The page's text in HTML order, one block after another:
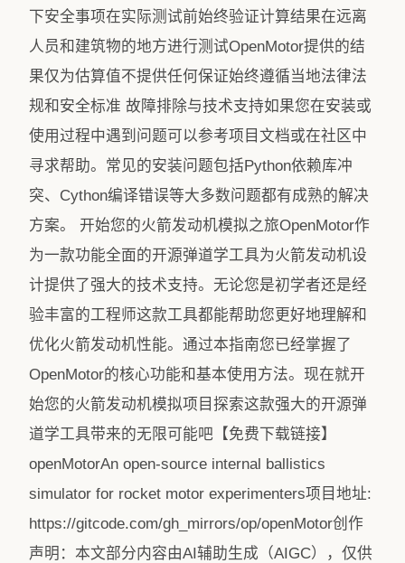
下安全事项在实际测试前始终验证计算结果在远离
人员和建筑物的地方进行测试OpenMotor提供的结
果仅为估算值不提供任何保证始终遵循当地法律法
规和安全标准️ 故障排除与技术支持如果您在安装或
使用过程中遇到问题可以参考项目文档或在社区中
寻求帮助。常见的安装问题包括Python依赖库冲
突、Cython编译错误等大多数问题都有成熟的解决
方案。 开始您的火箭发动机模拟之旅OpenMotor作
为一款功能全面的开源弹道学工具为火箭发动机设
计提供了强大的技术支持。无论您是初学者还是经
验丰富的工程师这款工具都能帮助您更好地理解和
优化火箭发动机性能。通过本指南您已经掌握了
OpenMotor的核心功能和基本使用方法。现在就开
始您的火箭发动机模拟项目探索这款强大的开源弹
道学工具带来的无限可能吧【免费下载链接】
openMotorAn open-source internal ballistics
simulator for rocket motor experimenters项目地址:
https://gitcode.com/gh_mirrors/op/openMotor创作
声明：本文部分内容由AI辅助生成（AIGC），仅供